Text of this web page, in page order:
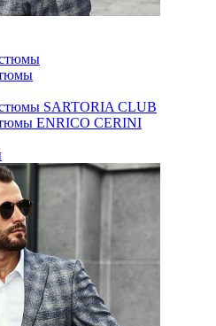
SARTORIA CLUB
ENRICO CERINI